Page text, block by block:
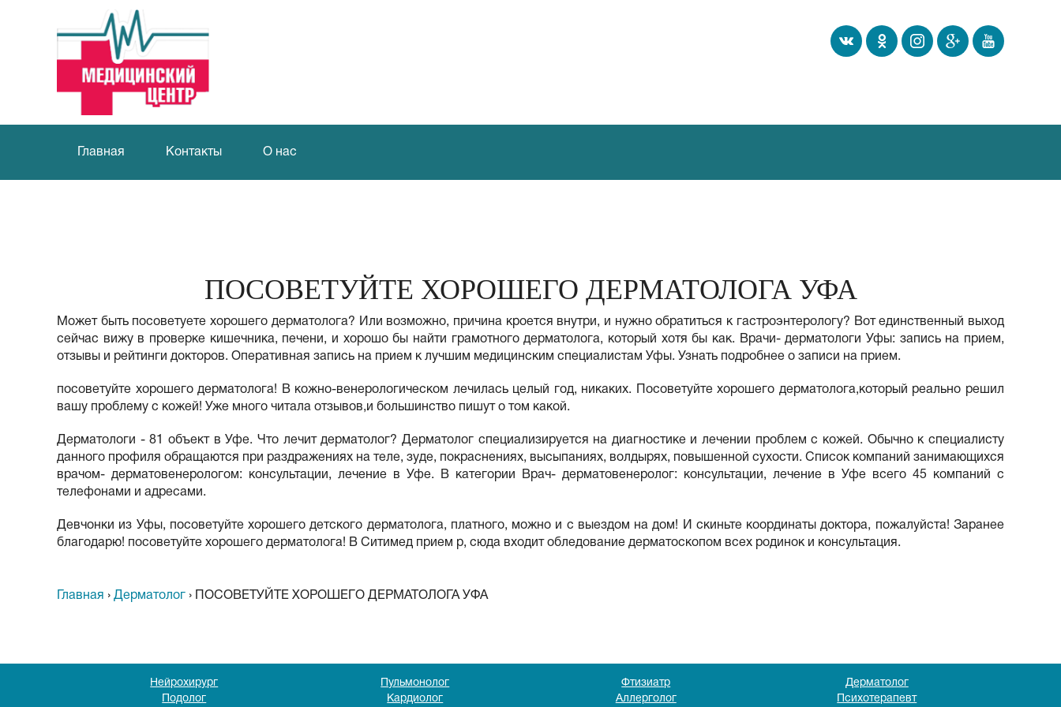
Главная Контакты О нас
ПОСОВЕТУЙТЕ ХОРОШЕГО ДЕРМАТОЛОГА УФА
Может быть посоветуете хорошего дерматолога? Или возможно, причина кроется внутри, и нужно обратиться к гастроэнтерологу? Вот единственный выход
сейчас вижу в проверке кишечника, печени, и хорошо бы найти грамотного дерматолога, который хотя бы как. Врачи- дерматологи Уфы: запись на прием,
отзывы и рейтинги докторов. Оперативная запись на прием к лучшим медицинским специалистам Уфы. Узнать подробнее о записи на прием.
посоветуйте хорошего дерматолога! В кожно-венерологическом лечилась целый год, никаких. Посоветуйте хорошего дерматолога,который реально решил
вашу проблему с кожей! Уже много читала отзывов,и большинство пишут о том какой.
Дерматологи - 81 объект в Уфе. Что лечит дерматолог? Дерматолог специализируется на диагностике и лечении проблем с кожей. Обычно к специалисту
данного профиля обращаются при раздражениях на теле, зуде, покраснениях, высыпаниях, волдырях, повышенной сухости. Список компаний занимающихся
врачом- дерматовенерологом: консультации, лечение в Уфе. В категории Врач- дерматовенеролог: консультации, лечение в Уфе всего 45 компаний с
телефонами и адресами.
Девчонки из Уфы, посоветуйте хорошего детского дерматолога, платного, можно и с выездом на дом! И скиньте координаты доктора, пожалуйста! Заранее
благодарю! посоветуйте хорошего дерматолога! В Ситимед прием р, сюда входит обледование дерматоскопом всех родинок и консультация.
Главная › Дерматолог › ПОСОВЕТУЙТЕ ХОРОШЕГО ДЕРМАТОЛОГА УФА
Нейрохирург Пульмонолог Фтизиатр
Дерматолог
Подолог
Кардиолог Аллерголог Психотерапевт